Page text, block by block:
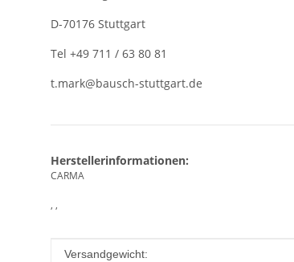
D-70176 Stuttgart
Tel +49 711 / 63 80 81
t.mark@bausch-stuttgart.de
Herstellerinformationen:
CARMA
, ,
Produkteigenschaft
Wert
Versandgewicht: